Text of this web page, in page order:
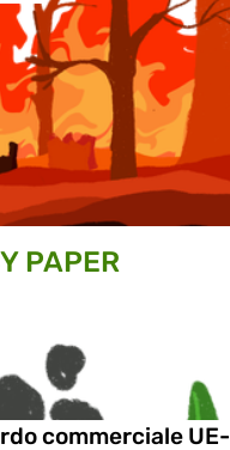
PAPER
commerciale UE-